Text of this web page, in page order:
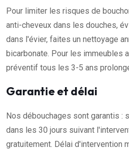
Pour limiter les risques de
anti-cheveux dans les douches,
dans l'évier, faites un nettoyage
bicarbonate. Pour les immeubles
préventif tous les 3-5 ans
Garantie et délai
Nos débouchages sont garantis :
dans les 30 jours suivant
gratuitement. Délai d'intervention